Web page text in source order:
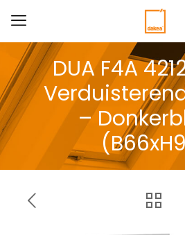
DUA F4A
–